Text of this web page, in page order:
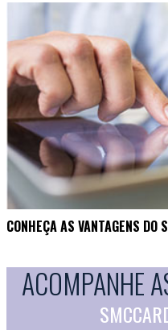
CONHEÇA AS VANTAGENS DO
ACOMPANHE